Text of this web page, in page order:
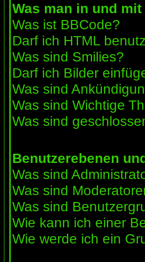
Was man in und
Was ist BBCode?
Darf ich HTML
Was sind Smilies?
Darf ich Bilder
Was sind
Was sind Wichtige
Was sind
Benutzerebenen
Was sind
Was sind
Was sind
Wie kann ich einer
Wie werde ich ein